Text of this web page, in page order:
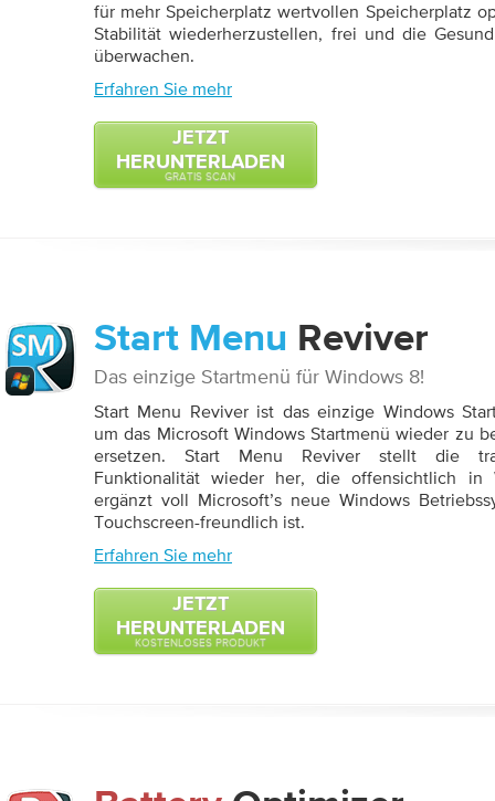
für mehr Speicherplatz wertvollen Speicherplatz
Stabilität wiederherzustellen, frei und die
überwachen.
Erfahren Sie mehr
JETZT
HERUNTERLADEN
GRATIS SCAN
Start Menu Reviver
Das einzige Startmenü für Windows 8!
Start Menu Reviver ist das einzige Windows
um das Microsoft Windows Startmenü wieder zu
ersetzen. Start Menu Reviver stellt die
Funktionalität wieder her, die offensichtlich in
ergänzt voll Microsoft’s neue Windows
Touchscreen-freundlich ist.
Erfahren Sie mehr
JETZT
HERUNTERLADEN
KOSTENLOSES PRODUKT